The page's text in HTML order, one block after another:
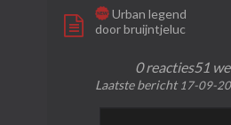
Urban legend
doorbruijntjeluc
0 reacties51
Laatste bericht 17-09-